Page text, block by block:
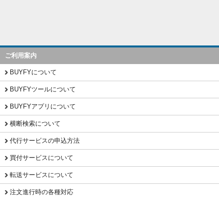
ご利用案内
BUYFYについて
BUYFYツールについて
BUYFYアプリについて
横断検索について
代行サービスの申込方法
買付サービスについて
転送サービスについて
注文進行時の各種対応